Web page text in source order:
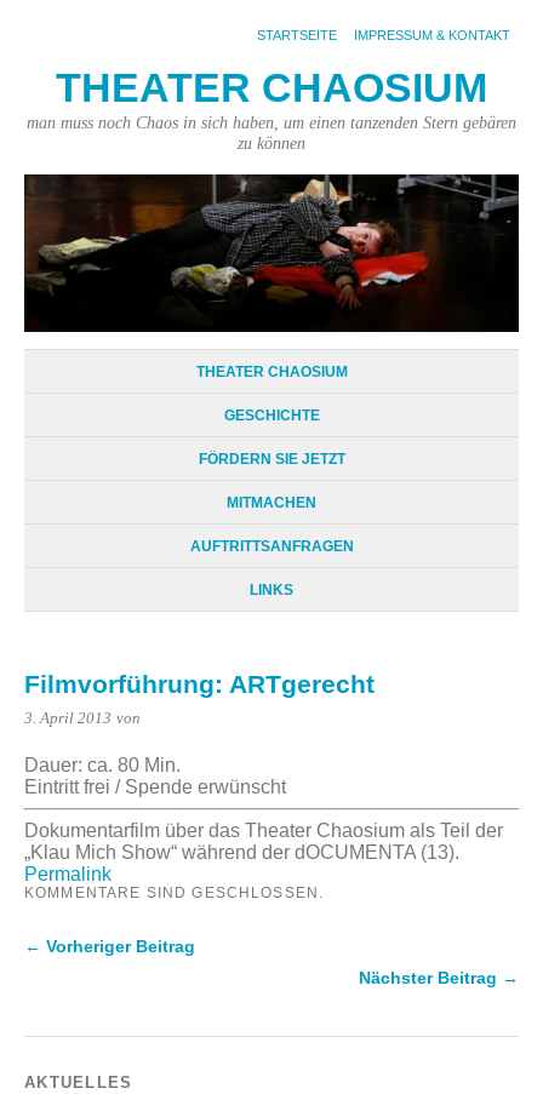
STARTSEITE IMPRESSUM & KONTAKT
THEATER CHAOSIUM
man muss noch Chaos in sich haben, um einen tanzenden Stern gebären
zu können
THEATER CHAOSIUM
GESCHICHTE
FÖRDERN SIE JETZT
MITMACHEN
AUFTRITTSANFRAGEN
LINKS
Filmvorführung: ARTgerecht
3. April 2013 von
Dauer: ca. 80 Min.
Eintritt frei / Spende erwünscht
Dokumentarfilm über das Theater Chaosium als Teil der
„Klau Mich Show“ während der dOCUMENTA (13).
Permalink
KOMMENTARE SIND GESCHLOSSEN.
← Vorheriger Beitrag
Nächster Beitrag →
AKTUELLES